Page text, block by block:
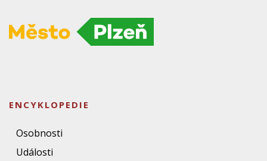
ENCYKLOPEDIE
Osobnosti
Události